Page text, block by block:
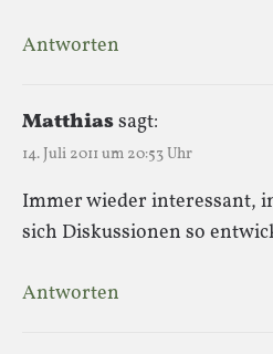
Antworten
Matthiassagt:
14. Juli 2011 um 20:53 Uhr
Immer wieder interessant,
sich Diskussionen so
Antworten